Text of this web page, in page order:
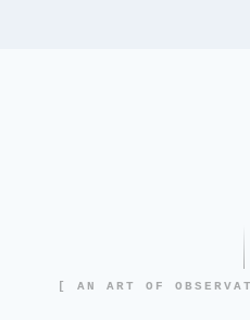
[ AN ART OF